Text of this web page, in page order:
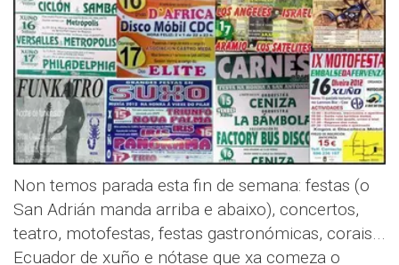
Non temos parada esta fin de semana: festas (o
San Adrián manda arriba e abaixo), concertos,
teatro, motofestas, festas gastronómicas, corais...
Ecuador de xuño e nótase que xa comeza o